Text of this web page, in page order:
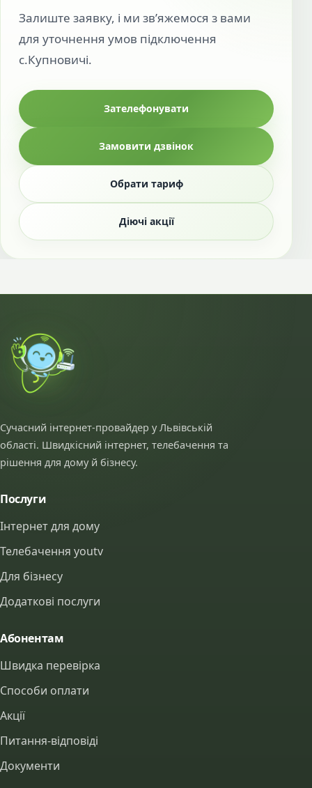
Залиште заявку, і ми зв’яжемося з вами
для уточнення умов підключення
с.Купновичі.
Зателефонувати
Замовити дзвінок
Обрати тариф
Діючі акції
Сучасний інтернет-провайдер у Львівській
області. Швидкісний інтернет, телебачення та
рішення для дому й бізнесу.
Послуги
Інтернет для дому
Телебачення youtv
Для бізнесу
Додаткові послуги
Абонентам
Швидка перевірка
Способи оплати
Акції
Питання-відповіді
Документи